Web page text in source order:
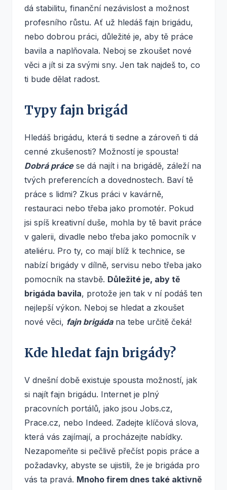
dá stabilitu, finanční nezávislost a možnost
profesního růstu. Ať už hledáš fajn brigádu,
nebo dobrou práci, důležité je, aby tě práce
bavila a naplňovala. Neboj se zkoušet nové
věci a jít si za svými sny. Jen tak najdeš to, co
ti bude dělat radost.
Typy fajn brigád
Hledáš brigádu, která ti sedne a zároveň ti dá
cenné zkušenosti? Možností je spousta!
Dobrá prácese dá najít i na brigádě, záleží na
tvých preferencích a dovednostech. Baví tě
práce s lidmi? Zkus práci v kavárně,
restauraci nebo třeba jako promotér. Pokud
jsi spíš kreativní duše, mohla by tě bavit práce
v galerii, divadle nebo třeba jako pomocník v
ateliéru. Pro ty, co mají blíž k technice, se
nabízí brigády v dílně, servisu nebo třeba jako
pomocník na stavbě. Důležité je, aby tě
brigáda bavila, protože jen tak v ní podáš ten
nejlepší výkon. Neboj se hledat a zkoušet
nové věci, fajn brigádana tebe určitě čeká!
Kde hledat fajn brigády?
V dnešní době existuje spousta možností, jak
si najít fajn brigádu. Internet je plný
pracovních portálů, jako jsou Jobs.cz,
Prace.cz, nebo Indeed. Zadejte klíčová slova,
která vás zajímají, a procházejte nabídky.
Nezapomeňte si pečlivě přečíst popis práce a
požadavky, abyste se ujistili, že je brigáda pro
vás ta pravá. Mnoho firem dnes také aktivně